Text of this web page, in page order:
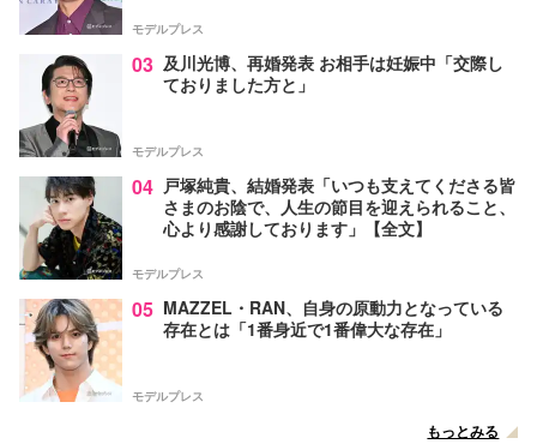
モデルプレス
03 及川光博、再婚発表 お相手は妊娠中「交際し
ておりました方と」
モデルプレス
04 戸塚純貴、結婚発表「いつも支えてくださる皆
さまのお陰で、人生の節目を迎えられること、
心より感謝しております」【全文】
モデルプレス
05 MAZZEL・RAN、自身の原動力となっている
存在とは「1番身近で1番偉大な存在」
モデルプレス
もっとみる